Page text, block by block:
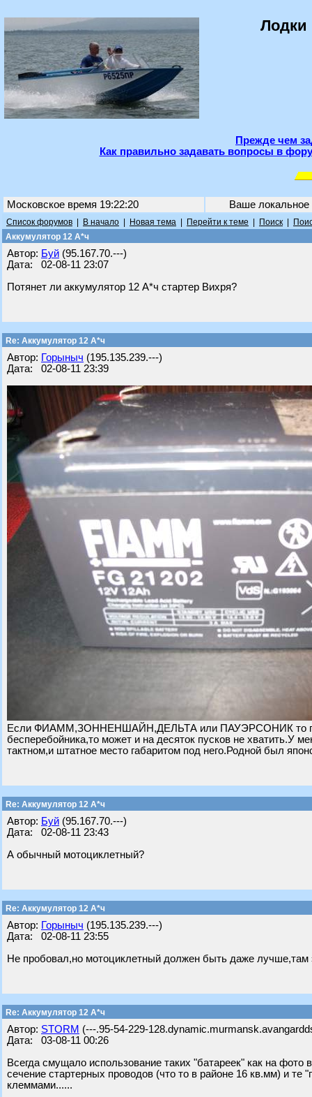
Лодки
Прежде чем
Как правильно задавать вопросы в
Московское время 19:22:20 Ваше
Список форумов В начало Новая тема Перейти к теме Поиск
Аккумулятор 12 А*ч
Автор: Буй (95.167.70.---)
Дата: 02-08-11 23:07
Потянет ли аккумулятор 12 А*ч стартер Вихря?
Re: Аккумулятор 12 А*ч
Автор: Горыныч (195.135.239.---)
Дата: 02-08-11 23:39
Если ФИАММ,ЗОННЕНШАЙН,ДЕЛЬТА или ПАУЭРСОНИК то
бесперебойника,то может и на десяток пусков не хватить.У
тактном,и штатное место габаритом под него.Родной был
Re: Аккумулятор 12 А*ч
Автор: Буй (95.167.70.---)
Дата: 02-08-11 23:43
А обычный мотоциклетный?
Re: Аккумулятор 12 А*ч
Автор: Горыныч (195.135.239.---)
Дата: 02-08-11 23:55
Не пробовал,но мотоциклетный должен быть даже лучше,там
Re: Аккумулятор 12 А*ч
Автор: STORM (---.95-54-229-
Дата: 03-08-11 00:26
Всегда смущало использование таких "батареек" как на
сечение стартерных проводов (что то в районе 16 кв.мм) и
клеммами......